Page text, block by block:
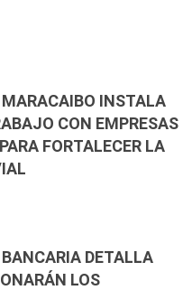
INSTALA
CON EMPRESAS
FORTALECER LA
DETALLA
LOS